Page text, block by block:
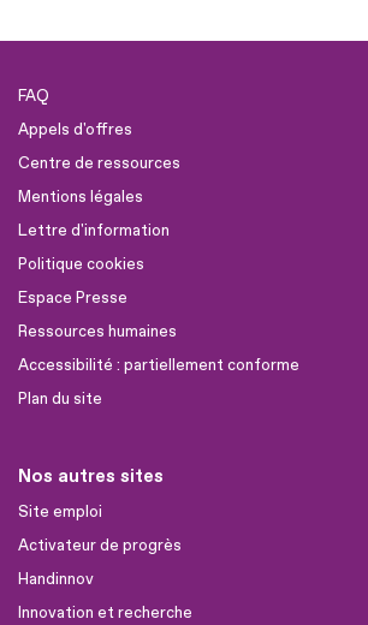
FAQ
Appels d'offres
Centre de ressources
Mentions légales
Lettre d'information
Politique cookies
Espace Presse
Ressources humaines
Accessibilité : partiellement conforme
Plan du site
Nos autres sites
Site emploi
Activateur de progrès
Handinnov
Innovation et recherche